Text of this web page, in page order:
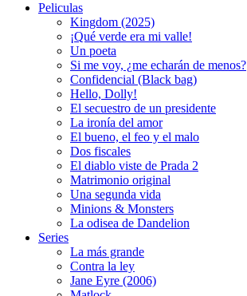
Peliculas
Kingdom (2025)
¡Qué verde era mi valle!
Un poeta
Si me voy, ¿me echarán de menos?
Confidencial (Black bag)
Hello, Dolly!
El secuestro de un presidente
La ironía del amor
El bueno, el feo y el malo
Dos fiscales
El diablo viste de Prada 2
Matrimonio original
Una segunda vida
Minions & Monsters
La odisea de Dandelion
Series
La más grande
Contra la ley
Jane Eyre (2006)